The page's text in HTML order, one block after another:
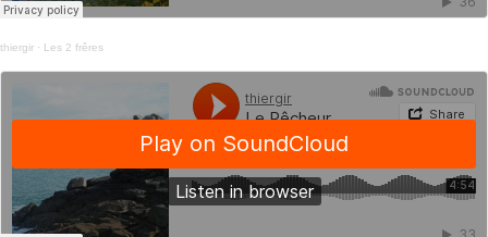
thiergir · Les 2 frêres